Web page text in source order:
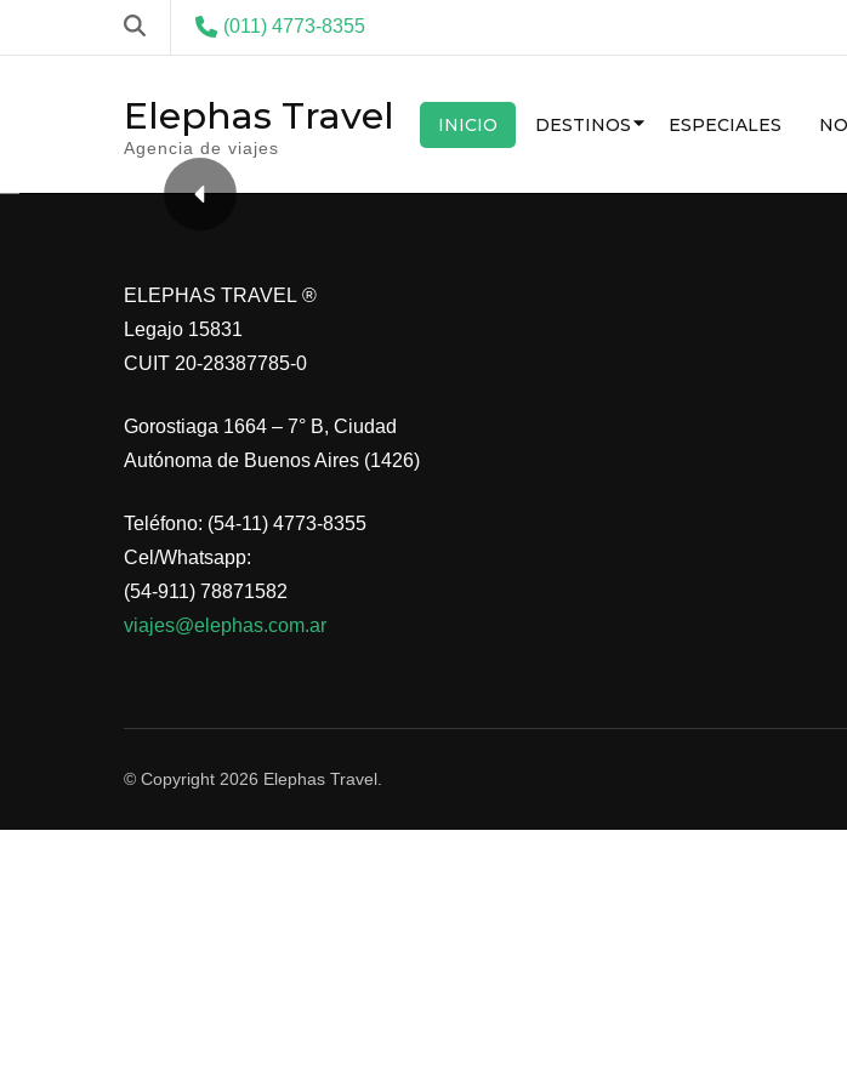
(011) 4773-8355
Elephas Travel
Agencia de viajes
INICIO DESTINOS ESPECIALES
ELEPHAS TRAVEL ®
Legajo 15831
CUIT 20-28387785-0
Gorostiaga 1664 – 7° B, Ciudad
Autónoma de Buenos Aires (1426)
Teléfono: (54-11) 4773-8355
Cel/Whatsapp:
(54-911) 78871582
viajes@elephas.com.ar
© Copyright 2026 Elephas Travel